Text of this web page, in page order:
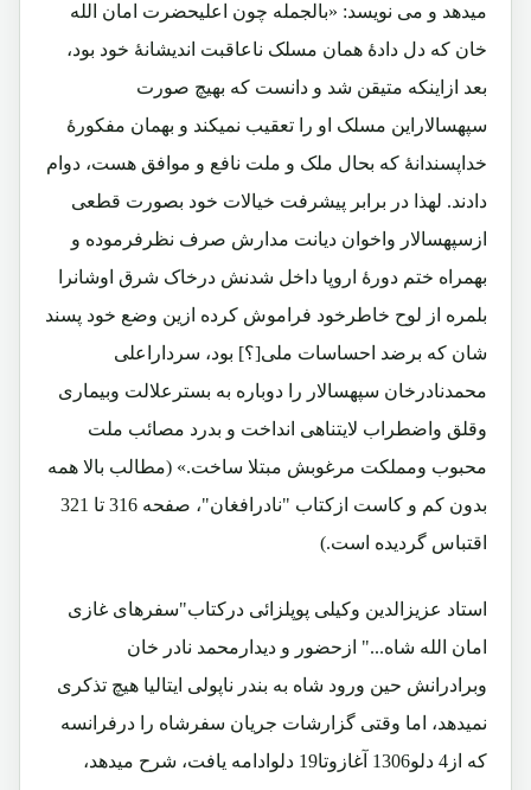
میدهد و می نویسد: «بالجمله چون اعلیحضرت امان الله
خان که دل دادۀ همان مسلک ناعاقبت اندیشانۀ خود بود،
بعد ازاینکه متیقن شد و دانست که بهیچ صورت
سپهسالاراین مسلک او را تعقیب نمیکند و بهمان مفکورۀ
خداپسندانۀ که بحال ملک و ملت نافع و موافق هست، دوام
دادند. لهذا در برابر پیشرفت خیالات خود بصورت قطعی
ازسپهسالار واخوان دیانت مدارش صرف نظرفرموده و
بهمراه ختم دورۀ اروپا داخل شدنش درخاک شرق اوشانرا
بلمره از لوح خاطرخود فراموش کرده ازین وضع خود پسند
شان که برضد احساسات ملی[؟] بود، سرداراعلی
محمدنادرخان سپهسالار را دوباره به بسترعلالت وبیماری
وقلق واضطراب لایتناهی انداخت و بدرد مصائب ملت
محبوب ومملکت مرغوبش مبتلا ساخت.» (مطالب بالا همه
بدون کم و کاست ازکتاب "نادرافغان"، صفحه 316 تا 321
اقتباس گردیده است.)
استاد عزیزالدین وکیلی پوپلزائی درکتاب"سفرهای غازی
امان الله شاه..." ازحضور و دیدارمحمد نادر خان
وبرادرانش حین ورود شاه به بندر ناپولی ایتالیا هیچ تذکری
نمیدهد، اما وقتی گزارشات جریان سفرشاه را درفرانسه
که از4 دلو1306 آغازوتا19 دلوادامه یافت، شرح میدهد،